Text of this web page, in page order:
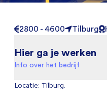
2800 - 4600 Tilburg
Hier ga je werken
Info over het bedrijf
Locatie: Tilburg.